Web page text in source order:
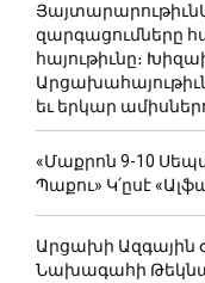
զարգացումները
հայութիւնը։
եւ երկար
«Մաքրոն 9-10
Պաքու» Կ՛ըսէ
Արցախի Ազգային
Նախագահի